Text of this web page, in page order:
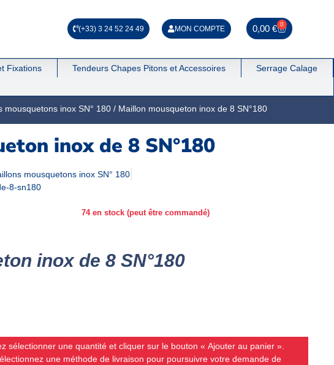
(+33) 3 24 52 24 49 MON COMPTE 0,00€ 0
Fixations Tendeurs Chapes Pitons et Accessoires
Serrage Calage
mousquetons inox SN° 180/ Maillon mousqueton inox de 8 SN°180
inox de 8 SN°180
mousquetons inox SN° 180
8-sn180
74 en stock (peut être commandé)
inox de 8 SN°180
sélectionner une quantité et cliquer sur le bouton « Ajouter au panier ».
une méthode de livraison pour poursuivre votre demande de